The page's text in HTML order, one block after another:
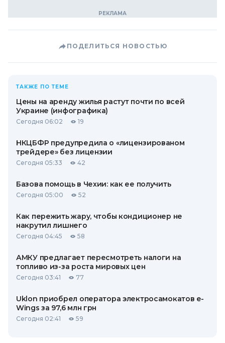
ПОДЕЛИТЬСЯ НОВОСТЬЮ
ТАКЖЕ ПО ТЕМЕ
Цены на аренду жилья растут почти по всей
Украине (инфографика)
Сегодня 06:02 19
НКЦБФР предупредила о «лицензированом
трейдере» без лицензии
Сегодня 05:33 42
Базова помощь в Чехии: как ее получить
Сегодня 05:00 52
Как пережить жару, чтобы кондиционер не
накрутил лишнего
Сегодня 04:45 58
АМКУ предлагает пересмотреть налоги на
топливо из-за роста мировых цен
Сегодня 03:41 77
Uklon приобрел оператора электросамокатов e-
Wings за 97,6 млн грн
Сегодня 02:41 59